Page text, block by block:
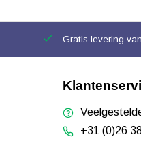
Gratis levering
+31 (0)26